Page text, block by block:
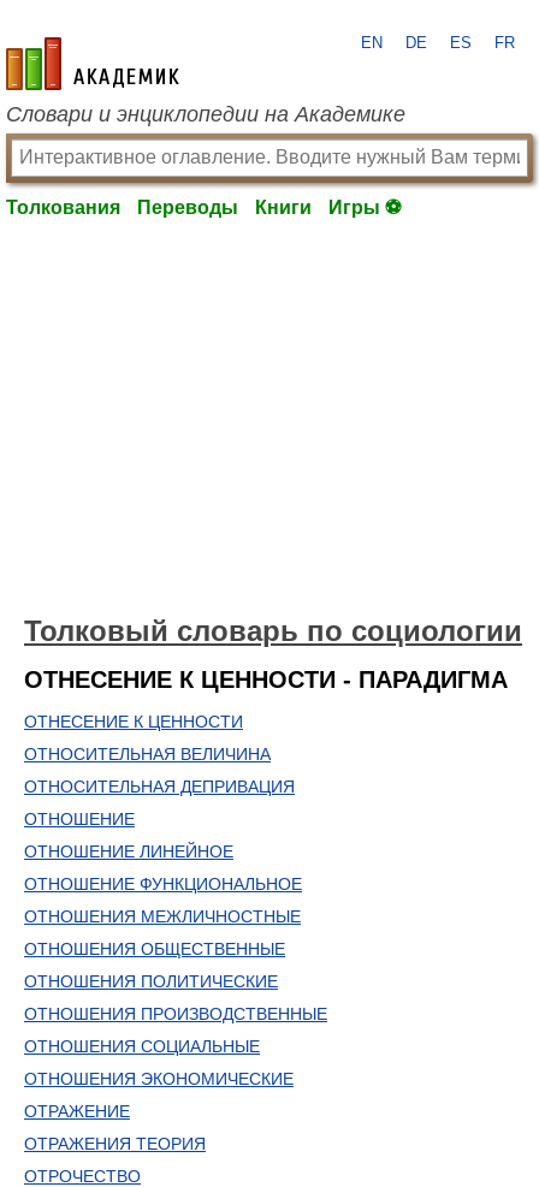
academic.ru
EN DE ES FR
Словари и энциклопедии на Академике
Толкования Переводы Книги Игры ⚽
Толковый словарь по социологии
ОТНЕСЕНИЕ К ЦЕННОСТИ - ПАРАДИГМА
ОТНЕСЕНИЕ К ЦЕННОСТИ
ОТНОСИТЕЛЬНАЯ ВЕЛИЧИНА
ОТНОСИТЕЛЬНАЯ ДЕПРИВАЦИЯ
ОТНОШЕНИЕ
ОТНОШЕНИЕ ЛИНЕЙНОЕ
ОТНОШЕНИЕ ФУНКЦИОНАЛЬНОЕ
ОТНОШЕНИЯ МЕЖЛИЧНОСТНЫЕ
ОТНОШЕНИЯ ОБЩЕСТВЕННЫЕ
ОТНОШЕНИЯ ПОЛИТИЧЕСКИЕ
ОТНОШЕНИЯ ПРОИЗВОДСТВЕННЫЕ
ОТНОШЕНИЯ СОЦИАЛЬНЫЕ
ОТНОШЕНИЯ ЭКОНОМИЧЕСКИЕ
ОТРАЖЕНИЕ
ОТРАЖЕНИЯ ТЕОРИЯ
ОТРОЧЕСТВО